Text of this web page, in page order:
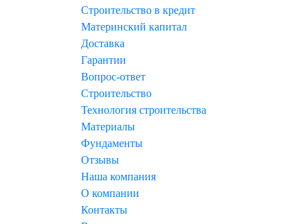
Строительство в кредит
Материнский капитал
Доставка
Гарантии
Вопрос-ответ
Строительство
Технология строительства
Материалы
Фундаменты
Отзывы
Наша компания
О компании
Контакты